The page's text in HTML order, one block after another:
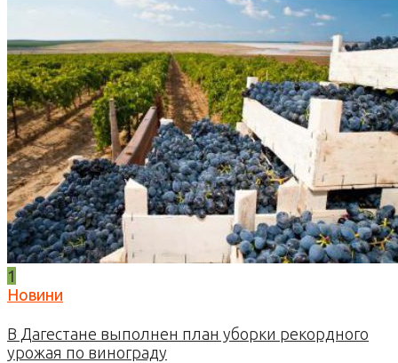
1
Новини
В Дагестане выполнен план уборки рекордного
урожая по винограду